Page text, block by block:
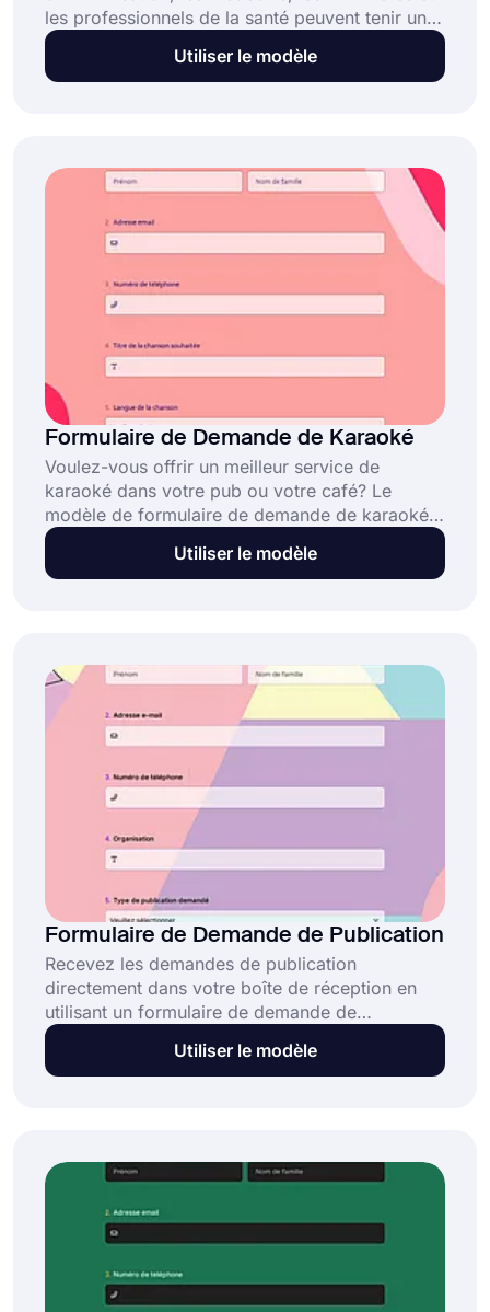
les professionnels de la santé peuvent tenir un
dossier électronique des vaccinations de vos
patients. Vous pouvez facilement accéder aux
Utiliser le modèle
Formulaire de Demande de Karaoké
Voulez-vous offrir un meilleur service de
karaoké dans votre pub ou votre café? Le
modèle de formulaire de demande de karaoké
aide vos clients à vous informer à l'avance de
leurs demandes de chansons afin que vous
Utiliser le modèle
Formulaire de Demande de Publication
Recevez les demandes de publication
directement dans votre boîte de réception en
utilisant un formulaire de demande de
publication gratuit ! Tout ce dont vous avez
besoin est d'ouvrir ce modèle de formulaire de
facilement sur forms.app et commencez dès
maintenant !
Utiliser le modèle